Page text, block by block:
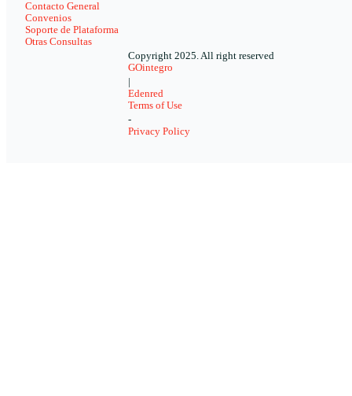
Contacto General
Convenios
Soporte de Plataforma
Otras Consultas
Copyright 2025. All right reserved
GOintegro
Edenred
Terms of Use
-
Privacy Policy